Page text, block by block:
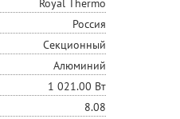
Royal Thermo
Россия
Секционный
Алюминий
1 021.00 Вт
8.08